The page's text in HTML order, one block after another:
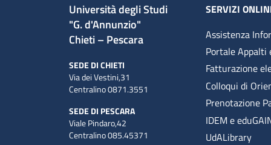
Università degli Studi
"G. d'Annunzio"
Chieti – Pescara
SEDE DI CHIETI
Via dei Vestini,31
Centralino 0871.3551
SEDE DI PESCARA
Viale Pindaro,42
Centralino 085.45371
SERVIZI
Assistenza
Portale Appalti
Fatturazione
Colloqui di
Prenotazione
IDEM e
UdALibrary